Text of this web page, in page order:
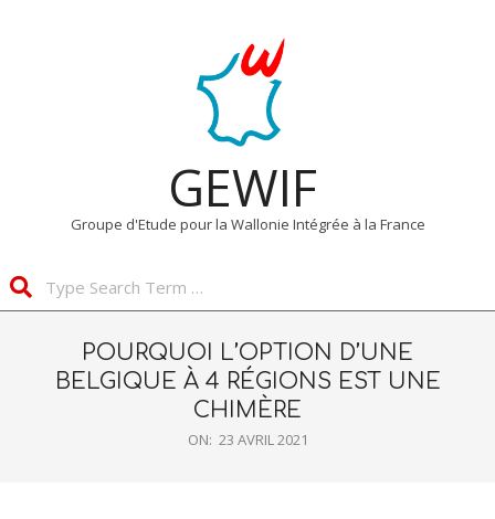
GEWIF
Groupe d'Etude pour la Wallonie Intégrée à la France
POURQUOI L’OPTION D’UNE
BELGIQUE À 4 RÉGIONS EST UNE
CHIMÈRE
ON: 23 AVRIL 2021